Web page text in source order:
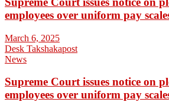
employees over uniform pay
March 6, 2025
Desk Takshakapost
News
Supreme Court issues notice on
employees over uniform pay